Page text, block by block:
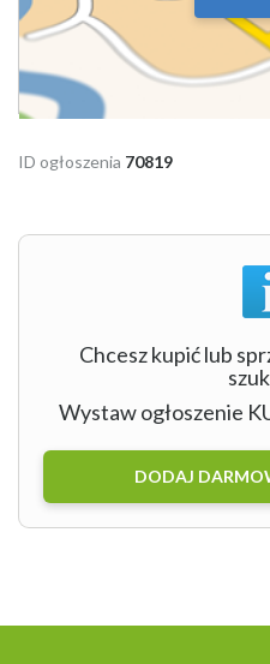
ID ogłoszenia 70819
Chcesz kupić lub
Wystaw ogłoszenie
DODAJ